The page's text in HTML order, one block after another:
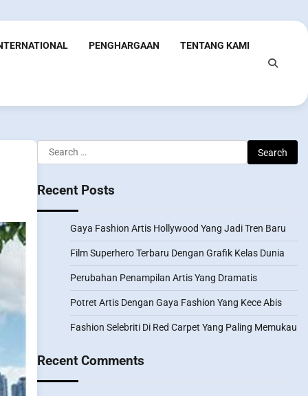
PENGHARGAAN TENTANG KAMI
Search
for:
Recent Posts
Gaya Fashion Artis Hollywood Yang Jadi Tren Baru
Film Superhero Terbaru Dengan Grafik Kelas Dunia
Perubahan Penampilan Artis Yang Dramatis
Potret Artis Dengan Gaya Fashion Yang Kece Abis
Fashion Selebriti Di Red Carpet Yang Paling Memukau
Recent Comments